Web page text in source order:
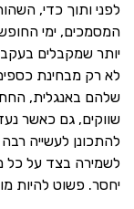
לפני ותוך כדי,
המסמכים, ימי
יותר שמקבלים
לא רק מבחינת
שלהם באנגלית,
שווקים, גם כאשר
להתכונן לעשייה
לשמירה בצד על כל
יחסר. פשוט להיות